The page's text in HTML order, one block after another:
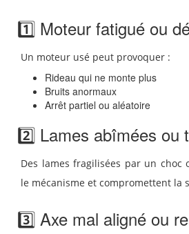
1️⃣ Moteur fatigué ou
Un moteur usé peut provoquer :
Rideau qui ne monte plus
Bruits anormaux
Arrêt partiel ou aléatoire
2️⃣ Lames abîmées ou
Des lames fragilisées par un choc
le mécanisme et compromettent la
3️⃣ Axe mal aligné ou